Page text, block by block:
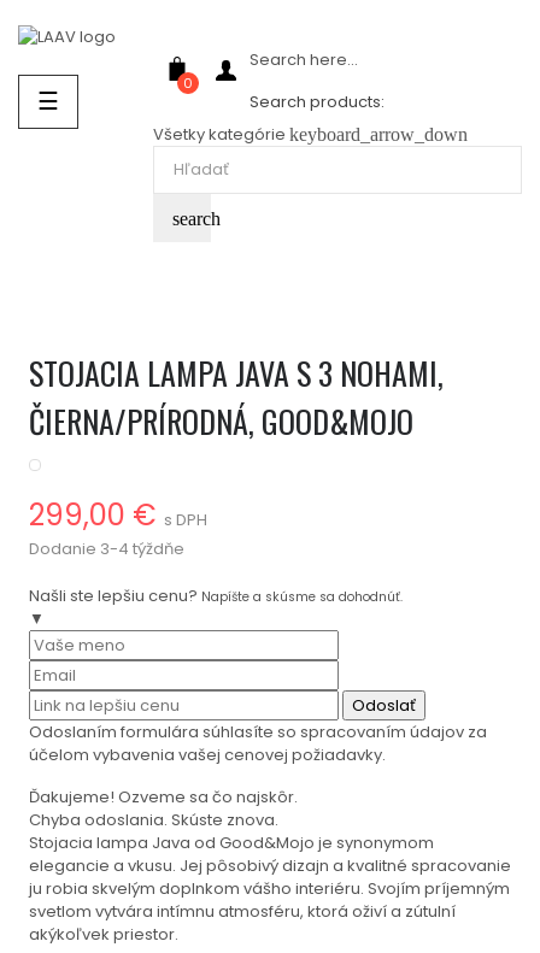
Prepnúť
navigáciu
☰
0
Search here...
Search products:
Všetky kategórie keyboard_arrow_down
search
STOJACIA LAMPA JAVA S 3 NOHAMI,
ČIERNA/PRÍRODNÁ, GOOD&MOJO
299,00 € s DPH
Dodanie 3-4 týždňe
Našli ste lepšiu cenu? Napíšte a skúsme sa dohodnúť.
▼
Odoslať
Odoslaním formulára súhlasíte so spracovaním údajov za
účelom vybavenia vašej cenovej požiadavky.
Ďakujeme! Ozveme sa čo najskôr.
Chyba odoslania. Skúste znova.
Stojacia lampa Java od Good&Mojo je synonymom
elegancie a vkusu. Jej pôsobivý dizajn a kvalitné spracovanie
ju robia skvelým doplnkom vášho interiéru. Svojím príjemným
svetlom vytvára intímnu atmosféru, ktorá oživí a zútulní
akýkoľvek priestor.